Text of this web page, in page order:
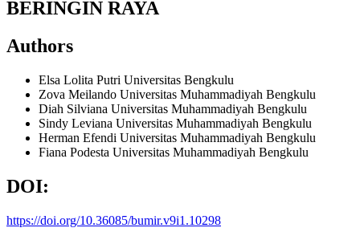
BERINGIN RAYA
Authors
Elsa Lolita Putri Universitas Bengkulu
Zova Meilando Universitas Muhammadiyah Bengkulu
Diah Silviana Universitas Muhammadiyah Bengkulu
Sindy Leviana Universitas Muhammadiyah Bengkulu
Herman Efendi Universitas Muhammadiyah Bengkulu
Fiana Podesta Universitas Muhammadiyah Bengkulu
DOI:
https://doi.org/10.36085/bumir.v9i1.10298